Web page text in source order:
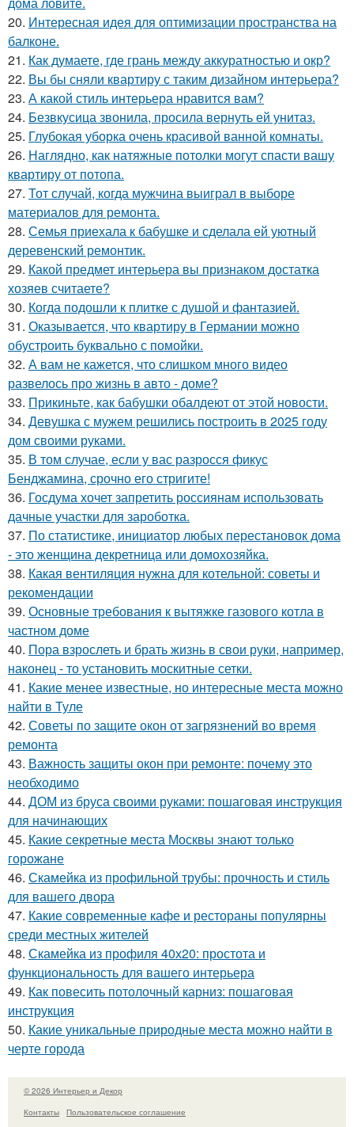
20. Интересная идея для оптимизации пространства на
балконе.
21. Как думаете, где грань между аккуратностью и окр?
22. Вы бы сняли квартиру с таким дизайном интерьера?
23. А какой стиль интерьера нравится вам?
24. Безвкусица звонила, просила вернуть ей унитаз.
25. Глубокая уборка очень красивой ванной комнаты.
26. Наглядно, как натяжные потолки могут спасти вашу
квартиру от потопа.
27. Тот случай, когда мужчина выиграл в выборе
материалов для ремонта.
28. Семья приехала к бабушке и сделала ей уютный
деревенский ремонтик.
29. Какой предмет интерьера вы признаком достатка
хозяев считаете?
30. Когда подошли к плитке с душой и фантазией.
31. Оказывается, что квартиру в Германии можно
обустроить буквально с помойки.
32. А вам не кажется, что слишком много видео
развелось про жизнь в авто - доме?
33. Прикиньте, как бабушки обалдеют от этой новости.
34. Девушка с мужем решились построить в 2025 году
дом своими руками.
35. В том случае, если у вас разросся фикус
Бенджамина, срочно его стригите!
36. Госдума хочет запретить россиянам использовать
дачные участки для зароботка.
37. По статистике, инициатор любых перестановок дома
- это женщина декретница или домохозяйка.
38. Какая вентиляция нужна для котельной: советы и
рекомендации
39. Основные требования к вытяжке газового котла в
частном доме
40. Пора взрослеть и брать жизнь в свои руки, например,
наконец - то установить москитные сетки.
41. Какие менее известные, но интересные места можно
найти в Туле
42. Советы по защите окон от загрязнений во время
ремонта
43. Важность защиты окон при ремонте: почему это
необходимо
44. ДОМ из бруса своими руками: пошаговая инструкция
для начинающих
45. Какие секретные места Москвы знают только
горожане
46. Скамейка из профильной трубы: прочность и стиль
для вашего двора
47. Какие современные кафе и рестораны популярны
среди местных жителей
48. Скамейка из профиля 40х20: простота и
функциональность для вашего интерьера
49. Как повесить потолочный карниз: пошаговая
инструкция
50. Какие уникальные природные места можно найти в
черте города
© 2026 Интерьер и Декор
Контакты
Пользовательское соглашение